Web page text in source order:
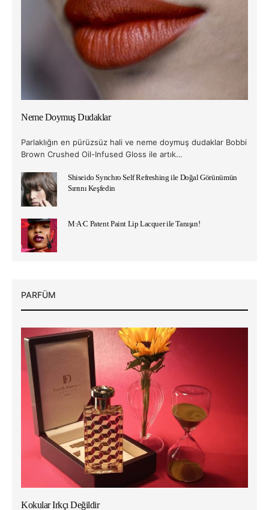
Neme Doymuş Dudaklar
Parlaklığın en pürüzsüz hali ve neme doymuş dudaklar Bobbi
Brown Crushed Oil-Infused Gloss ile artık…
Shiseido Synchro Self Refreshing ile Doğal Görünümün
Sırrını Keşfedin
M∙A∙C Patent Paint Lip Lacquer ile Tanışın!
PARFÜM
Kokular Irkçı Değildir